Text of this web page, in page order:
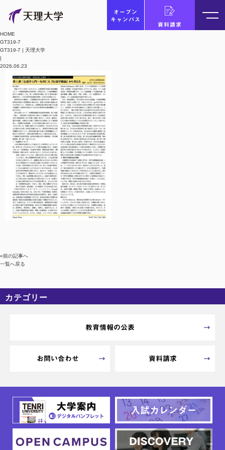
オープン
キャンパス
資料請求
HOME
GT319-7
GT319-7 | 天理大学
|
2026.06.23
«前の記事へ
一覧へ戻る
カテゴリー
教育情報の公表
お問い合わせ 資料請求